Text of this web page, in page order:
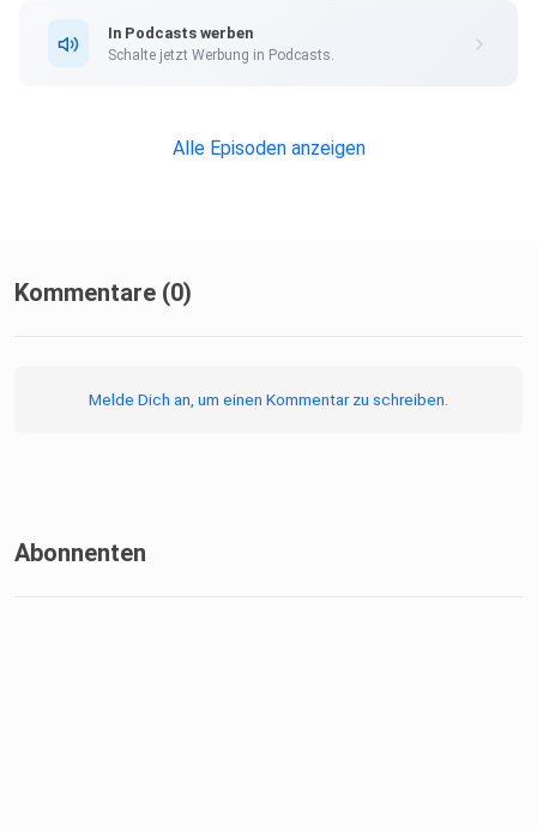
In Podcasts werben
Schalte jetzt Werbung in Podcasts.
Alle Episoden anzeigen
Kommentare (0)
Melde Dich an, um einen Kommentar zu schreiben.
Abonnenten